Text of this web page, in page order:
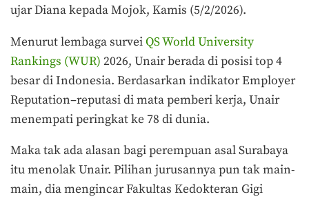
ujar Diana kepada Mojok, Kamis (5/2/2026).
Menurut lembaga surveiQS World University
Rankings (WUR) 2026, Unair berada di posisi top 4
besar di Indonesia. Berdasarkan indikator Employer
Reputation–reputasi di mata pemberi kerja, Unair
menempati peringkat ke 78 di dunia.
Maka tak ada alasan bagi perempuan asal Surabaya
itu menolak Unair. Pilihan jurusannya pun tak main-
main, dia mengincar Fakultas Kedokteran Gigi